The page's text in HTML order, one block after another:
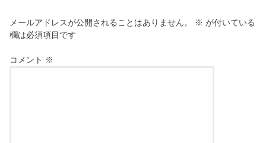
メールアドレスが公開されることはありません。 ※ が付いている
欄は必須項目です
コメント ※